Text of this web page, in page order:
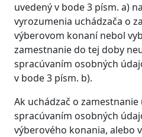
uvedený v bode 3 písm. a)
vyrozumenia uchádzača o
výberovom konaní nebol
zamestnanie do tej doby
spracúvaním osobných
v bode 3 písm. b).
Ak uchádzač o
spracúvaním osobných
výberového konania, alebo